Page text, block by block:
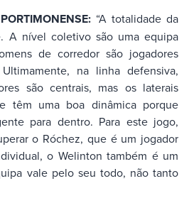
“A totalidade da
A nível coletivo são uma equipa
de corredor são jogadores
na linha defensiva,
são centrais, mas os laterais
têm uma boa dinâmica porque
para dentro. Para este jogo,
o Róchez, que é um jogador
o Welinton também é um
vale pelo seu todo, não tanto